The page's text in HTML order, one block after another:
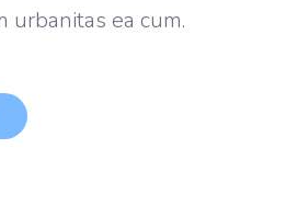
urbanitas ea cum.